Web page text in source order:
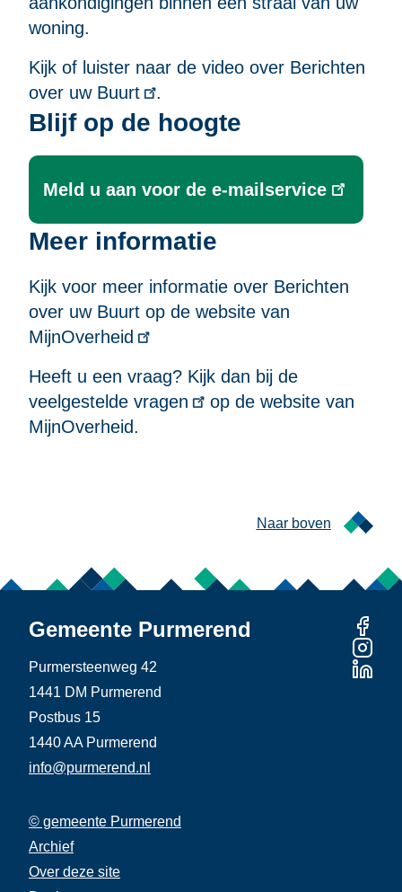
woning.
Kijk of luister naar de video over Berichten
over uw Buurt
.
Blijf op de hoogte
Meld u aan voor de e-mailservice
Meer informatie
Kijk voor meer informatie over Berichten
over uw Buurt op de website van
MijnOverheid
Heeft u een vraag? Kijk dan bij de
veelgestelde vragen
op de website van
MijnOverheid.
Naar boven
Gemeente Purmerend
Purmersteenweg 42
1441 DM Purmerend
Postbus 15
1440 AA Purmerend
info@purmerend.nl
Linker
Footer
© gemeente Purmerend
Rechter
Archief
Over deze site